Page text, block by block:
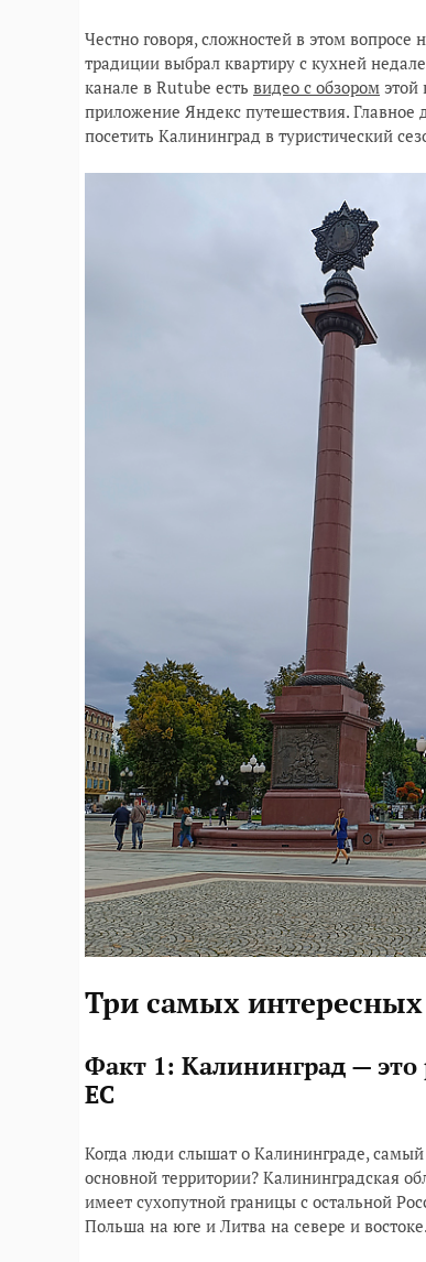
Честно говоря, сложностей в этом
традиции выбрал квартиру с кухней
канале в Rutube есть видео с обзором этой
приложение Яндекс путешествия. Главное
посетить Калининград в туристический
Три самых
Факт 1: Калининград — это
ЕС
Когда люди слышат о Калининграде, самый
основной территории? Калининградская
имеет сухопутной границы с остальной
Польша на юге и Литва на севере и востоке.